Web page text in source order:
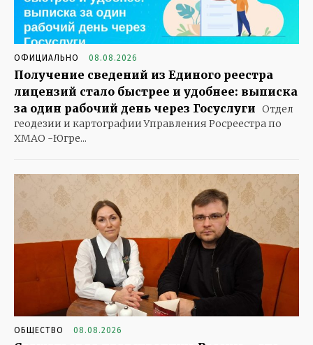
ОФИЦИАЛЬНО 08.08.2026
Получение сведений из Единого реестра
лицензий стало быстрее и удобнее: выписка
за один рабочий день через Госуслуги Отдел
геодезии и картографии Управления Росреестра по
ХМАО -Югре...
ОБЩЕСТВО 08.08.2026